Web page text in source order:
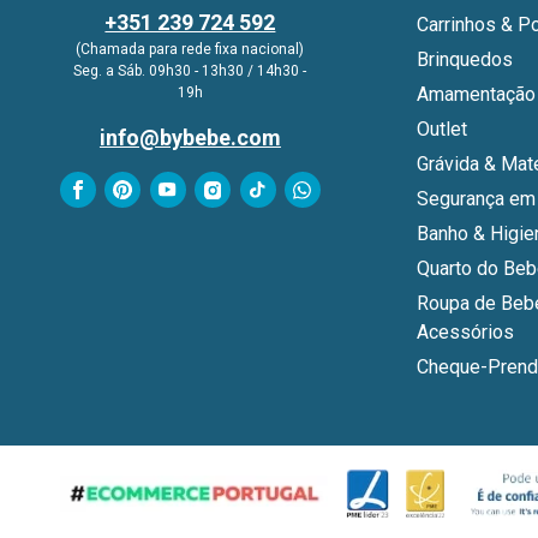
+351 239 724 592
(Chamada para rede fixa nacional)
Seg. a Sáb. 09h30 - 13h30 / 14h30 -
19h
info@bybebe.com
Carrinhos &
Brinquedos
Outlet
Grávida &
Segurança
Banho &
Quarto do
Roupa de
Acessórios
Cheque-